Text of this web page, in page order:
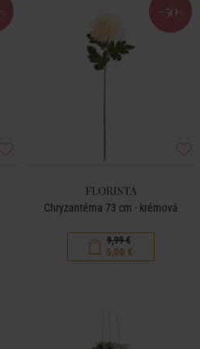
% -50 %
FLORISTA
Chryzantéma 73 cm - krémová
9,99 €
5,00 €